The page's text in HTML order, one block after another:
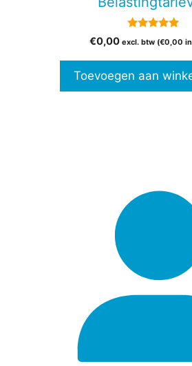
van 5
€0,00 excl. btw (€0,00
Toevoegen aan